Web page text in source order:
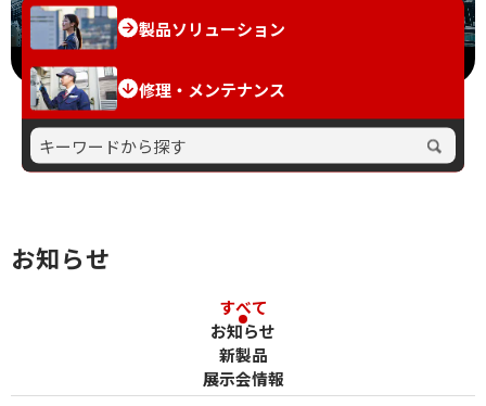
製品ソリューション
修理・メンテナンス
お知らせ
すべて
お知らせ
新製品
展示会情報